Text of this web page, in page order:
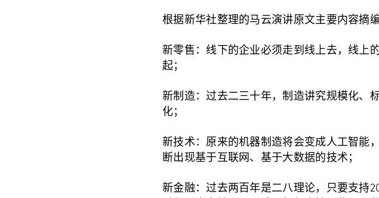
根据新华社整理的马云演讲原文主要内容摘
新零售：线下的企业必须走到线上去，线上
起；
新制造：过去二三十年，制造讲究规模化、
化；
新技术：原来的机器制造将会变成人工智能
断出现基于互联网、基于大数据的技术；
新金融：过去两百年是二八理论，只要支持